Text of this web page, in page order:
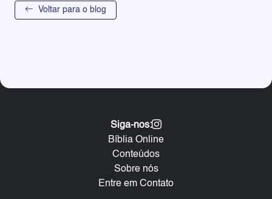
Voltar para o blog
Bíblia Online
Conteúdos
Sobre nós
Entre em Contato
Siga-nos: